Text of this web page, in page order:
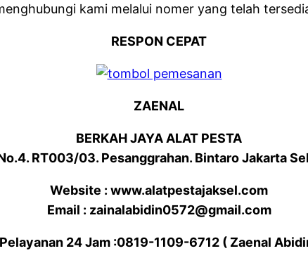
kami melalui nomer yang telah
RESPON CEPAT
ZAENAL
BERKAH JAYA ALAT PESTA
RT003/03. Pesanggrahan. Bintaro Jakarta
Website : www.alatpestajaksel.com
Email : zainalabidin0572@gmail.com
Pelayanan 24 Jam :0819-1109-6712 ( Zaenal